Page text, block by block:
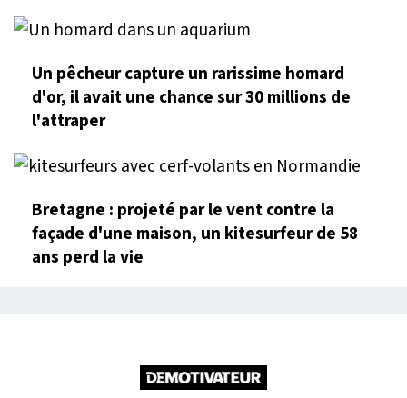
Un pêcheur capture un rarissime homard
d'or, il avait une chance sur 30 millions de
l'attraper
Bretagne : projeté par le vent contre la
façade d'une maison, un kitesurfeur de 58
ans perd la vie